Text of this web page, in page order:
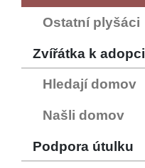
Ostatní plyšáci
Zvířátka k adopci
Hledají domov
Našli domov
Podpora útulku